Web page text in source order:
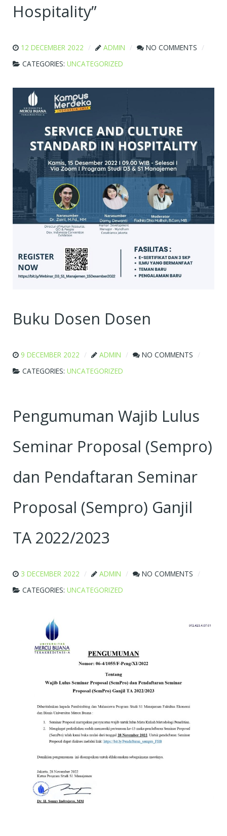
Hospitality”
12 DECEMBER 2022 ADMIN
NO COMMENTS
CATEGORIES: UNCATEGORIZED
Buku Dosen Dosen
9 DECEMBER 2022 ADMIN
NO COMMENTS
CATEGORIES: UNCATEGORIZED
Pengumuman Wajib Lulus
Seminar Proposal (Sempro)
dan Pendaftaran Seminar
Proposal (Sempro) Ganjil
TA 2022/2023
3 DECEMBER 2022 ADMIN
NO COMMENTS
CATEGORIES: UNCATEGORIZED